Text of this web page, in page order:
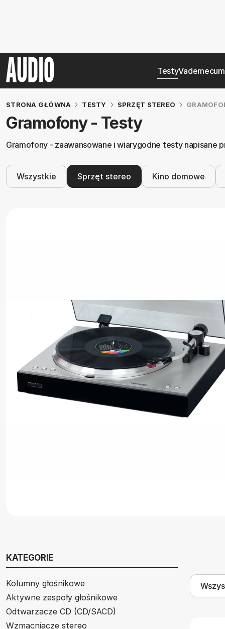
TestyVademecum
STRONA GŁÓWNA TESTY SPRZĘT STEREO
Gramofony - Testy
Gramofony - zaawansowane i wiarygodne testy napisane
Wszystkie Sprzęt stereo Kino domowe
KATEGORIE
Kolumny głośnikowe
Aktywne zespoły głośnikowe
Odtwarzacze CD (CD/SACD)
Wzmacniacze stereo